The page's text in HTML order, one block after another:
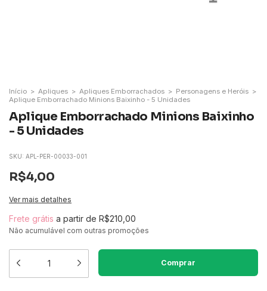
Início > Apliques > Apliques Emborrachados > Personagens e Heróis >
Aplique Emborrachado Minions Baixinho - 5 Unidades
Aplique Emborrachado Minions Baixinho
- 5 Unidades
SKU: APL-PER-00033-001
R$4,00
Ver mais detalhes
Frete grátis a partir de R$210,00
Não acumulável com outras promoções